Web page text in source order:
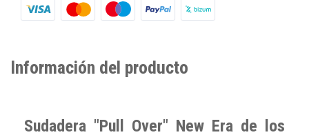
Información del producto
Sudadera "Pull Over" New Era de los